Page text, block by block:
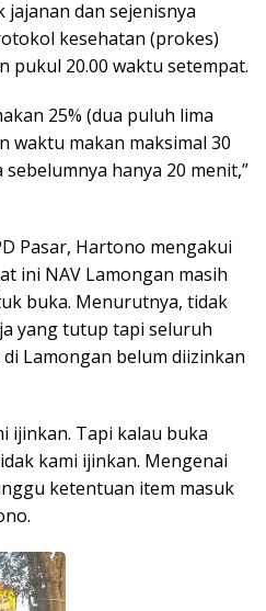
jajanan dan sejenisnya
kesehatan (prokes)
pukul 20.00 waktu setempat.
25% (dua puluh lima
waktu makan maksimal 30
hanya 20 menit,”
Pasar, Hartono mengakui
ini NAV Lamongan masih
buka. Menurutnya, tidak
yang tutup tapi seluruh
Lamongan belum diizinkan
ijinkan. Tapi kalau buka
kami ijinkan. Mengenai
ketentuan item masuk